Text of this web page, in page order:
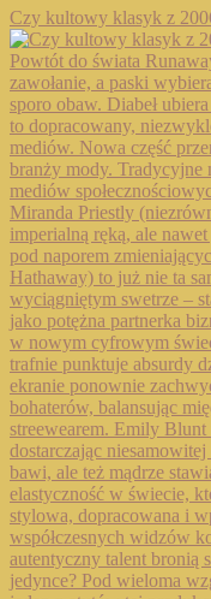
Czy kultowy klasyk z